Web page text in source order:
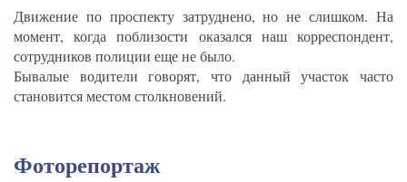
Движение по проспекту затруднено, но не слишком. На
момент, когда поблизости оказался наш корреспондент,
сотрудников полиции еще не было.
Бывалые водители говорят, что данный участок часто
становится местом столкновений.
Фоторепортаж